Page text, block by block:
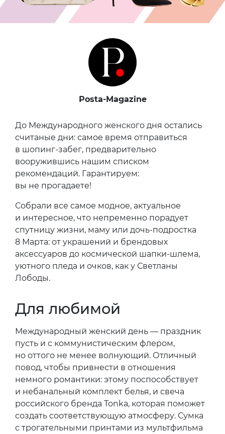
Posta-Magazine
До Международного женского дня остались
считаные дни: самое время отправиться
в шопинг-забег, предварительно
вооружившись нашим списком
рекомендаций. Гарантируем:
вы не прогадаете!
Собрали все самое модное, актуальное
и интересное, что непременно порадует
спутницу жизни, маму или дочь-подростка
8 Марта: от украшений и брендовых
аксессуаров до космической шапки-шлема,
уютного пледа и очков, как у Светланы
Лободы.
Для любимой
Международный женский день — праздник
пусть и с коммунистическим флером,
но оттого не менее волнующий. Отличный
повод, чтобы привнести в отношения
немного романтики: этому поспособствует
и небанальный комплект белья, и свеча
российского бренда Tonka, которая поможет
создать соответствующую атмосферу. Сумка
с трогательными принтами из мультфильма